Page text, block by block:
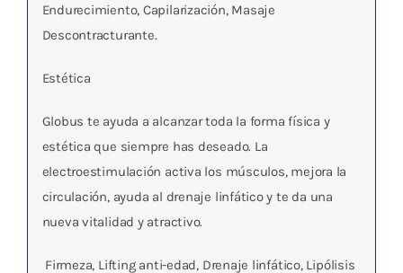
Endurecimiento, Capilarización, Masaje
Descontracturante.
Estética
Globus te ayuda a alcanzar toda la forma física y
estética que siempre has deseado. La
electroestimulación activa los músculos, mejora la
circulación, ayuda al drenaje linfático y te da una
nueva vitalidad y atractivo.
 Firmeza, Lifting anti-edad, Drenaje linfático, Lipólisis